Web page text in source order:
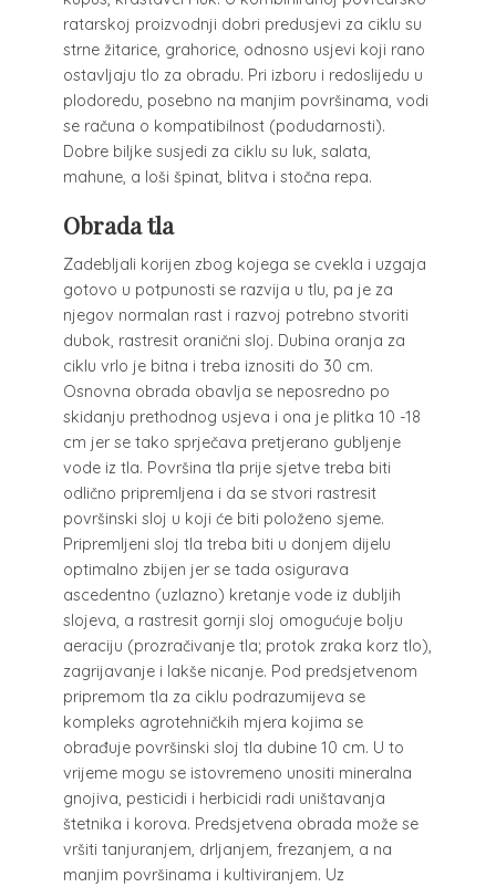
ratarskoj proizvodnji dobri predusjevi za ciklu su
strne žitarice, grahorice, odnosno usjevi koji rano
ostavljaju tlo za obradu. Pri izboru i redoslijedu u
plodoredu, posebno na manjim površinama, vodi
se računa o kompatibilnost (podudarnosti).
Dobre biljke susjedi za ciklu su luk, salata,
mahune, a loši špinat, blitva i stočna repa.
Obrada tla
Zadebljali korijen zbog kojega se cvekla i uzgaja
gotovo u potpunosti se razvija u tlu, pa je za
njegov normalan rast i razvoj potrebno stvoriti
dubok, rastresit oranični sloj. Dubina oranja za
ciklu vrlo je bitna i treba iznositi do 30 cm.
Osnovna obrada obavlja se neposredno po
skidanju prethodnog usjeva i ona je plitka 10 -18
cm jer se tako sprječava pretjerano gubljenje
vode iz tla. Površina tla prije sjetve treba biti
odlično pripremljena i da se stvori rastresit
površinski sloj u koji će biti položeno sjeme.
Pripremljeni sloj tla treba biti u donjem dijelu
optimalno zbijen jer se tada osigurava
ascedentno (uzlazno) kretanje vode iz dubljih
slojeva, a rastresit gornji sloj omogućuje bolju
aeraciju (prozračivanje tla; protok zraka korz tlo),
zagrijavanje i lakše nicanje. Pod predsjetvenom
pripremom tla za ciklu podrazumijeva se
kompleks agrotehničkih mjera kojima se
obrađuje površinski sloj tla dubine 10 cm. U to
vrijeme mogu se istovremeno unositi mineralna
gnojiva, pesticidi i herbicidi radi uništavanja
štetnika i korova. Predsjetvena obrada može se
vršiti tanjuranjem, drljanjem, frezanjem, a na
manjim površinama i kultiviranjem. Uz